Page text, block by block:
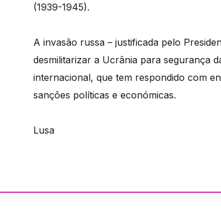
(1939-1945).
A invasão russa – justificada pelo
desmilitarizar a Ucrânia para segurança
internacional, que tem respondido com
sanções políticas e económicas.
Lusa